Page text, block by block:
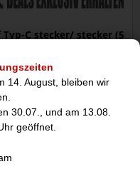
14. August, bleiben wir
30.07., und am 13.08.
geöffnet.
Typ-C stecker/ stecker (5
schwarz
bis zu 5 Gbit/s und
immer die perfekte
oder Festplatte - für